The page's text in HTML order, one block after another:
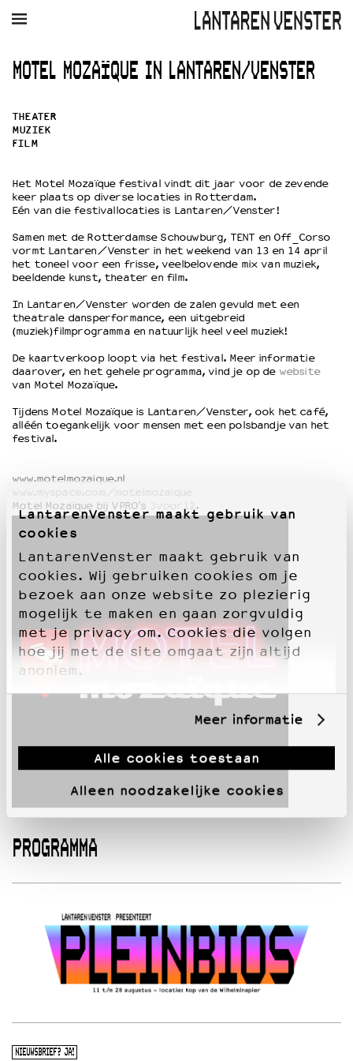
LantarenVenster maakt gebruik van
cookies
LantarenVenster maakt gebruik van
cookies. Wij gebruiken cookies om je
bezoek aan onze website zo plezierig
mogelijk te maken en gaan zorgvuldig
met je privacy om. Cookies die volgen
hoe jij met de site omgaat zijn altijd
anoniem.
Meer informatie
Alle cookies toestaan
Alleen noodzakelijke cookies
AGENDA FILM MUZIEK RESTAURANT VERHUUR
PLAN JE BEZOEK
Bereikbaarheid
Kaartverkoop
EDUCATIE
Schoolvoorstellingen
Filmprogramma’s Primair Onderwijs
Filmprogramma’s VO/MBO
Speciale educatieprogramma’s
OVER LANTARENVENSTER
Wat we doen
Werken bij
Partners
Huisregels
Integriteits- en gedragscode
Duurzaamheid
Culturele boycot Israël
Ruimte voor artistieke vrijheid – VNPF
MOTEL MOZAÏQUE IN LANTAREN/VENSTER
THEATER
MUZIEK
FILM
Het Motel Mozaïque festival vindt dit jaar voor de zevende
keer plaats op diverse locaties in Rotterdam.
Eén van die festivallocaties is Lantaren/Venster!
Samen met de Rotterdamse Schouwburg, TENT en Off_Corso
vormt Lantaren/Venster in het weekend van 13 en 14 april
het toneel voor een frisse, veelbelovende mix van muziek,
beeldende kunst, theater en film.
In Lantaren/Venster worden de zalen gevuld met een
theatrale dansperformance, een uitgebreid
(muziek)filmprogramma en natuurlijk heel veel muziek!
De kaartverkoop loopt via het festival. Meer informatie
daarover, en het gehele programma, vind je op de website
van Motel Mozaïque.
Tijdens Motel Mozaïque is Lantaren/Venster, ook het café,
alléén toegankelijk voor mensen met een polsbandje van het
festival.
www.motelmozaique.nl
www.myspace.com/motelmozaique
Motel Mozaïque bij VPRO's 3voor12.
PROGRAMMA
NIEUWSBRIEF? JA!